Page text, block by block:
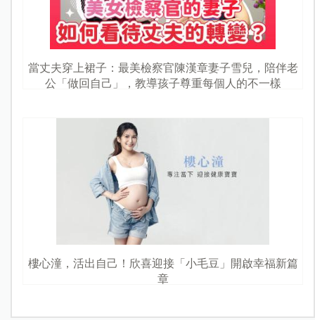
當丈夫穿上裙子：最美檢察官陳漢章妻子雪兒，陪伴老
公「做回自己」，教導孩子尊重每個人的不一樣
樓心潼，活出自己！欣喜迎接「小毛豆」開啟幸福新篇
章